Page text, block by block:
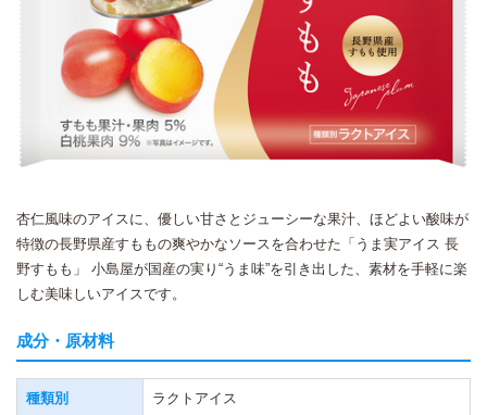
杏仁風味のアイスに、優しい甘さとジューシーな果汁、ほどよい酸味が
特徴の長野県産すももの爽やかなソースを合わせた「うま実アイス 長
野すもも」 ⼩島屋が国産の実り“うま味”を引き出した、素材を⼿軽に楽
しむ美味しいアイスです。
成分・原材料
種類別 ラクトアイス